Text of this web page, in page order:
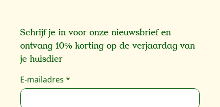
Schrijf je in voor onze nieuwsbrief en
ontvang 10% korting op de verjaardag van
je huisdier
E-mailadres *